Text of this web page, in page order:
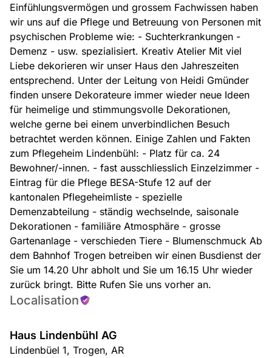
Einfühlungsvermögen und grossem Fachwissen haben
wir uns auf die Pflege und Betreuung von Personen mit
psychischen Probleme wie: - Suchterkrankungen -
Demenz - usw. spezialisiert. Kreativ Atelier Mit viel
Liebe dekorieren wir unser Haus den Jahreszeiten
entsprechend. Unter der Leitung von Heidi Gmünder
finden unsere Dekorateure immer wieder neue Ideen
für heimelige und stimmungsvolle Dekorationen,
welche gerne bei einem unverbindlichen Besuch
betrachtet werden können. Einige Zahlen und Fakten
zum Pflegeheim Lindenbühl: - Platz für ca. 24
Bewohner/-innen. - fast ausschliesslich Einzelzimmer -
Eintrag für die Pflege BESA-Stufe 12 auf der
kantonalen Pflegeheimliste - spezielle
Demenzabteilung - ständig wechselnde, saisonale
Dekorationen - familiäre Atmosphäre - grosse
Gartenanlage - verschieden Tiere - Blumenschmuck Ab
dem Bahnhof Trogen betreiben wir einen Busdienst der
Sie um 14.20 Uhr abholt und Sie um 16.15 Uhr wieder
zurück bringt. Bitte Rufen Sie uns vorher an.
Localisation
Haus Lindenbühl AG
Lindenbüel 1, Trogen, AR